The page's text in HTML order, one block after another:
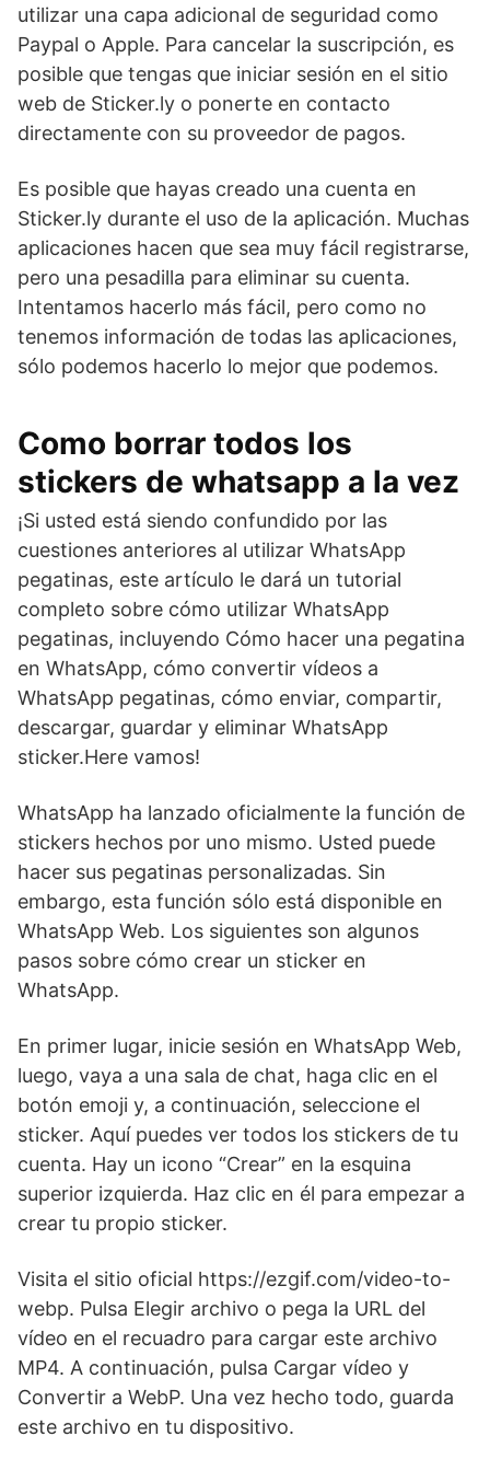
utilizar una capa adicional de seguridad como
Paypal o Apple. Para cancelar la suscripción, es
posible que tengas que iniciar sesión en el sitio
web de Sticker.ly o ponerte en contacto
directamente con su proveedor de pagos.
Es posible que hayas creado una cuenta en
Sticker.ly durante el uso de la aplicación. Muchas
aplicaciones hacen que sea muy fácil registrarse,
pero una pesadilla para eliminar su cuenta.
Intentamos hacerlo más fácil, pero como no
tenemos información de todas las aplicaciones,
sólo podemos hacerlo lo mejor que podemos.
Como borrar todos los
stickers de whatsapp a la vez
¡Si usted está siendo confundido por las
cuestiones anteriores al utilizar WhatsApp
pegatinas, este artículo le dará un tutorial
completo sobre cómo utilizar WhatsApp
pegatinas, incluyendo Cómo hacer una pegatina
en WhatsApp, cómo convertir vídeos a
WhatsApp pegatinas, cómo enviar, compartir,
descargar, guardar y eliminar WhatsApp
sticker.Here vamos!
WhatsApp ha lanzado oficialmente la función de
stickers hechos por uno mismo. Usted puede
hacer sus pegatinas personalizadas. Sin
embargo, esta función sólo está disponible en
WhatsApp Web. Los siguientes son algunos
pasos sobre cómo crear un sticker en
WhatsApp.
En primer lugar, inicie sesión en WhatsApp Web,
luego, vaya a una sala de chat, haga clic en el
botón emoji y, a continuación, seleccione el
sticker. Aquí puedes ver todos los stickers de tu
cuenta. Hay un icono “Crear” en la esquina
superior izquierda. Haz clic en él para empezar a
crear tu propio sticker.
Visita el sitio oficial https://ezgif.com/video-to-
webp. Pulsa Elegir archivo o pega la URL del
vídeo en el recuadro para cargar este archivo
MP4. A continuación, pulsa Cargar vídeo y
Convertir a WebP. Una vez hecho todo, guarda
este archivo en tu dispositivo.